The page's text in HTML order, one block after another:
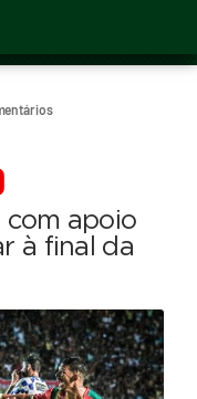
com apoio
à final da